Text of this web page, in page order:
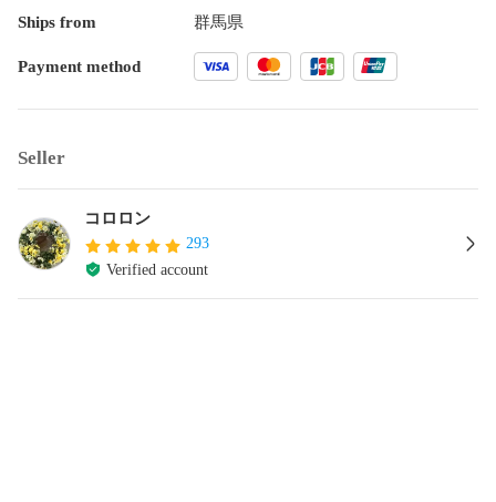
Ships from 群馬県
Payment method
Seller
コロロン
293
Verified account